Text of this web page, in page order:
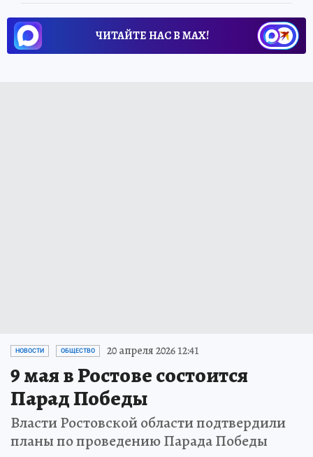
ЧИТАЙТЕ НАС В МАХ!
НОВОСТИ ОБЩЕСТВО 20 апреля 2026 12:41
9 мая в Ростове состоится
Парад Победы
Власти Ростовской области подтвердили
планы по проведению Парада Победы